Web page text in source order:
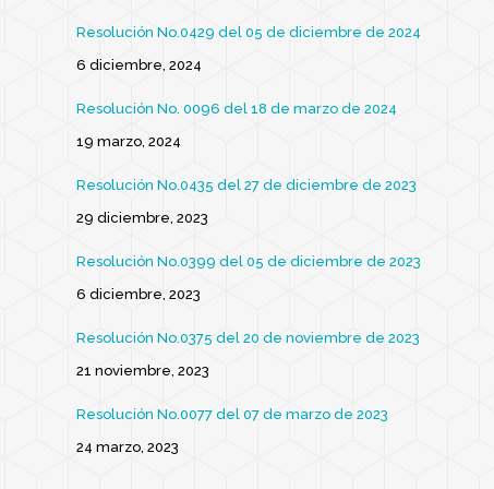
Resolución No.0429 del 05 de diciembre de 2024
6 diciembre, 2024
Resolución No. 0096 del 18 de marzo de 2024
19 marzo, 2024
Resolución No.0435 del 27 de diciembre de 2023
29 diciembre, 2023
Resolución No.0399 del 05 de diciembre de 2023
6 diciembre, 2023
Resolución No.0375 del 20 de noviembre de 2023
21 noviembre, 2023
Resolución No.0077 del 07 de marzo de 2023
24 marzo, 2023